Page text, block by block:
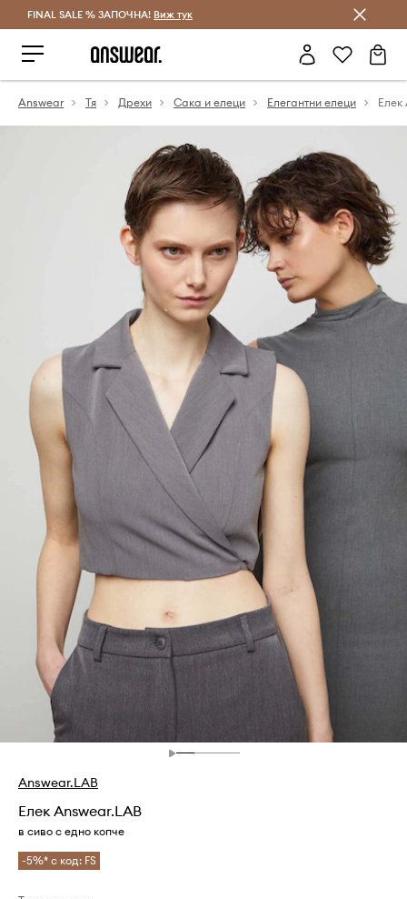
Спестявай с Answear Club
FINAL SALE % ЗАПОЧНА! Виж тук
Answear Тя Дрехи Сака и елеци Елегантни елеци Елек
Answear.LAB
Елек Answear.LAB
в сиво с едно копче
-5%* с код: FS